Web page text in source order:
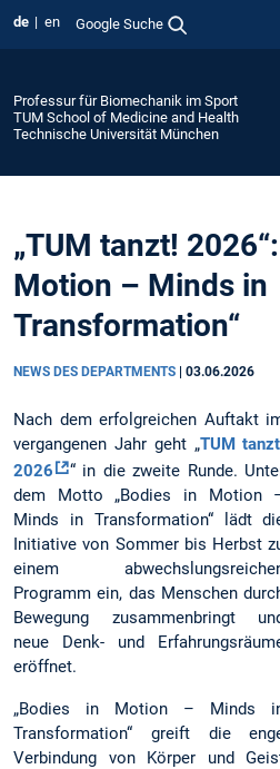
de en Google Suche
Professur für Biomechanik im Sport
TUM School of Medicine and Health
Technische Universität München
„TUM tanzt!
Motion – Minds in
Transformation“
NEWS DES DEPARTMENTS 03.06.2026
Nach dem erfolgreichen Auftakt
vergangenen Jahr geht „TUM
2026
“ in die zweite Runde.
dem Motto „Bodies in Motion
Minds in Transformation“ lädt
Initiative von Sommer bis Herbst
einem
Programm ein, das Menschen
Bewegung zusammenbringt
neue Denk- und
eröffnet.
„Bodies in Motion – Minds
Transformation“ greift die
Verbindung von Körper und